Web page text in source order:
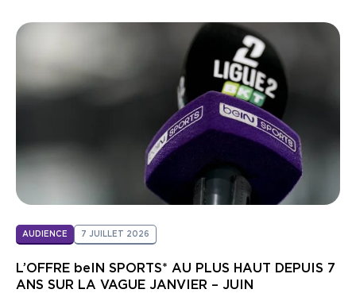
AUDIENCE 7 JUILLET 2026
L’OFFRE beIN SPORTS* AU PLUS HAUT DEPUIS 7
ANS SUR LA VAGUE JANVIER – JUIN